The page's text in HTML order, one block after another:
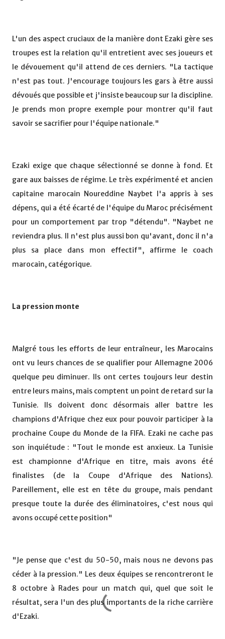
L'un des aspect cruciaux de la manière dont Ezaki gère ses
troupes est la relation qu'il entretient avec ses joueurs et
le dévouement qu'il attend de ces derniers. "La tactique
n'est pas tout. J'encourage toujours les gars à être aussi
dévoués que possible et j'insiste beaucoup sur la discipline.
Je prends mon propre exemple pour montrer qu'il faut
savoir se sacrifier pour l'équipe nationale."
Ezaki exige que chaque sélectionné se donne à fond. Et
gare aux baisses de régime. Le très expérimenté et ancien
capitaine marocain Noureddine Naybet l'a appris à ses
dépens, qui a été écarté de l'équipe du Maroc précisément
pour un comportement par trop "détendu". "Naybet ne
reviendra plus. Il n'est plus aussi bon qu'avant, donc il n'a
plus sa place dans mon effectif", affirme le coach
marocain, catégorique.
La pression monte
Malgré tous les efforts de leur entraîneur, les Marocains
ont vu leurs chances de se qualifier pour Allemagne 2006
quelque peu diminuer. Ils ont certes toujours leur destin
entre leurs mains, mais comptent un point de retard sur la
Tunisie. Ils doivent donc désormais aller battre les
champions d'Afrique chez eux pour pouvoir participer à la
prochaine Coupe du Monde de la FIFA. Ezaki ne cache pas
son inquiétude : "Tout le monde est anxieux. La Tunisie
est championne d'Afrique en titre, mais avons été
finalistes (de la Coupe d'Afrique des Nations).
Pareillement, elle est en tête du groupe, mais pendant
presque toute la durée des éliminatoires, c'est nous qui
avons occupé cette position"
"Je pense que c'est du 50-50, mais nous ne devons pas
céder à la pression." Les deux équipes se rencontreront le
8 octobre à Rades pour un match qui, quel que soit le
résultat, sera l'un des plus importants de la riche carrière
d'Ezaki.